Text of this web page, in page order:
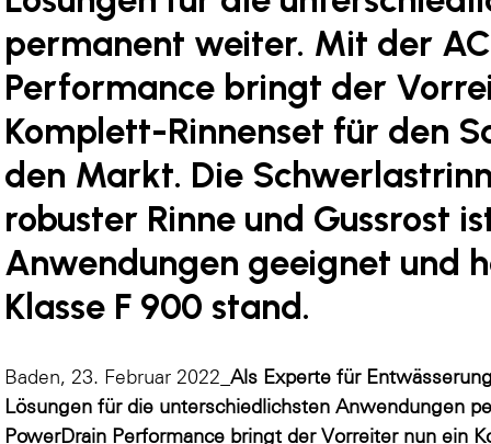
permanent weiter. Mit der
Performance bringt der
Komplett-Rinnenset für den
den Markt. Die
robuster Rinne und Gussrost
Anwendungen geeignet und
Klasse F 900 stand.
Baden, 23. Februar 2022_Als Experte für
Lösungen für die unterschiedlichsten Anwendungen
PowerDrain Performance bringt der Vorreiter nun ein